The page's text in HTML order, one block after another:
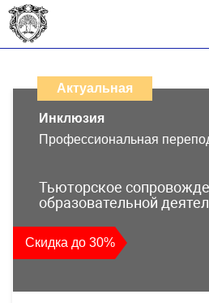
повышения
квалификации
и
Актуальная
Инклюзия
Профессиональная
Тьюторское
образовательной
Скидка до 30%